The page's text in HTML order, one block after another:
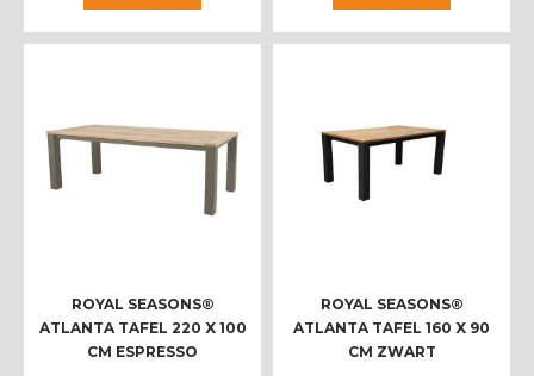
ROYAL SEASONS®
ATLANTA TAFEL 220 X 100
CM ESPRESSO
ROYAL SEASONS®
ATLANTA TAFEL 160 X 90
CM ZWART